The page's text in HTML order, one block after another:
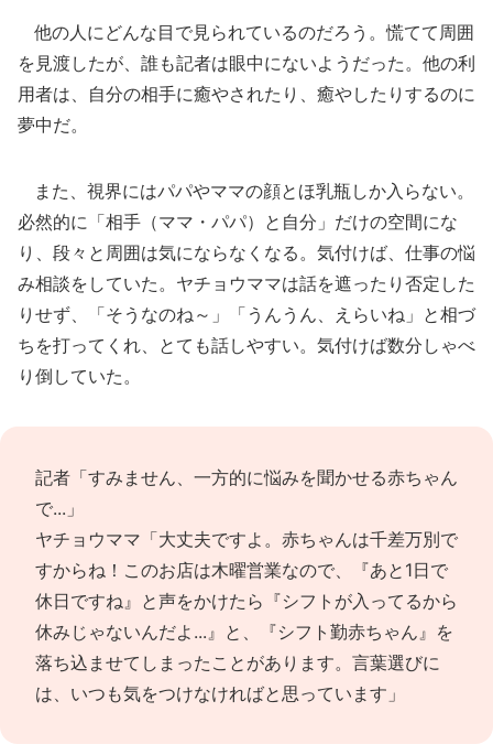
他の人にどんな目で見られているのだろう。慌てて周囲
を見渡したが、誰も記者は眼中にないようだった。他の利
用者は、自分の相手に癒やされたり、癒やしたりするのに
夢中だ。
また、視界にはパパやママの顔とほ乳瓶しか入らない。
必然的に「相手（ママ・パパ）と自分」だけの空間にな
り、段々と周囲は気にならなくなる。気付けば、仕事の悩
み相談をしていた。ヤチョウママは話を遮ったり否定した
りせず、「そうなのね～」「うんうん、えらいね」と相づ
ちを打ってくれ、とても話しやすい。気付けば数分しゃべ
り倒していた。
記者「すみません、一方的に悩みを聞かせる赤ちゃん
で...」
ヤチョウママ「大丈夫ですよ。赤ちゃんは千差万別で
すからね！このお店は木曜営業なので、『あと1日で
休日ですね』と声をかけたら『シフトが入ってるから
休みじゃないんだよ...』と、『シフト勤赤ちゃん』を
落ち込ませてしまったことがあります。言葉選びに
は、いつも気をつけなければと思っています」